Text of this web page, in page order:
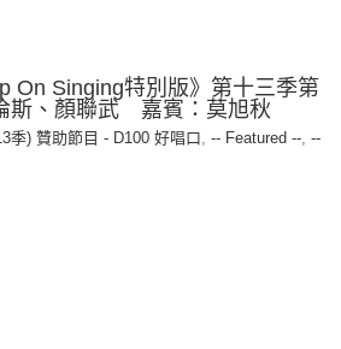
On Singing特別版》第十三季第
斯、顏聯武 嘉賓：莫旭秋
季) 贊助節目 - D100 好唱口, -- Featured --, --